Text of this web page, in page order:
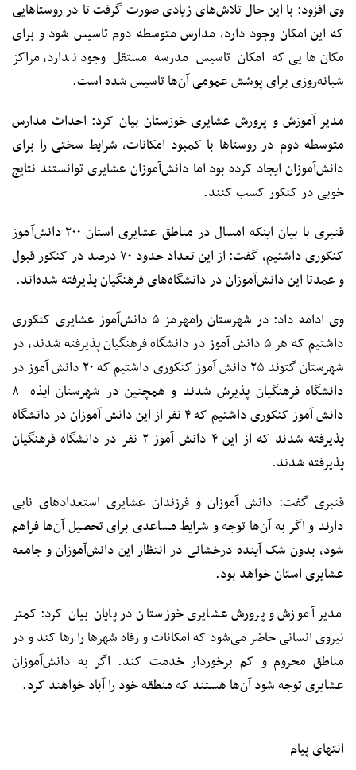
وی افزود: با این حال تلاش‌های زیادی صورت گرفت تا در روستاهایی
که این امکان وجود دارد، مدارس متوسطه دوم تاسیس شود و برای
مکان‌هایی که امکان تاسیس مدرسه مستقل وجود ندارد، مراکز
شبانه‌روزی برای پوشش عمومی آن‌ها تاسیس شده است.
مدیر آموزش و پرورش عشایری خوزستان بیان کرد: احداث مدارس
متوسطه دوم در روستاها با کمبود امکانات، شرایط سختی را برای
دانش‌آموزان ایجاد کرده بود اما دانش‌آموزان عشایری توانستند نتایج
خوبی در کنکور کسب کنند.
قنبری با بیان اینکه امسال در مناطق عشایری استان ۲۰۰ دانش‌آموز
کنکوری داشتیم، گفت: از این تعداد حدود ۷۰ درصد در کنکور قبول
و عمدتا این دانش‌آموزان در دانشگاه‌های فرهنگیان پذیرفته شده‌اند.
وی ادامه داد: در شهرستان رامهرمز ۵ دانش‌آموز عشایری کنکوری
داشتیم که هر ۵ دانش آموز در دانشگاه فرهنگیان پذیرفته شدند، در
شهرستان گتوند ۲۵ دانش آموز کنکوری داشتیم که ۲۰ دانش آموز در
دانشگاه فرهنگیان پذیرش شدند و همچنین در شهرستان ایذه ۸
دانش آموز کنکوری داشتیم که ۴ نفر از این دانش آموزان در دانشگاه
پذیرفته شدند که از این ۴ دانش آموز ۲ نفر در دانشگاه فرهنگیان
پذیرفته شدند.
قنبری گفت: دانش آموزان و فرزندان عشایری استعدادهای نابی
دارند و اگر به آن‌ها توجه و شرایط مساعدی برای تحصیل آن‌ها فراهم
شود، بدون شک آینده درخشانی در انتظار این دانش‌آموزان و جامعه
عشایری استان خواهد بود.
مدیر آموزش و پرورش عشایری خوزستان در پایان بیان کرد: کمتر
نیروی انسانی حاضر می‌شود که امکانات و رفاه شهرها را رها کند و در
مناطق محروم و کم برخوردار خدمت کند. اگر به دانش‌آموزان
عشایری توجه شود آن‌ها هستند که منطقه خود را آباد خواهند کرد.
انتهای پیام